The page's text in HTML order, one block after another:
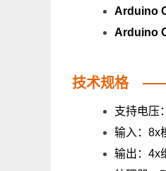
Arduino
Arduino
技术规格
支持电压
输入：8x
输出：4x